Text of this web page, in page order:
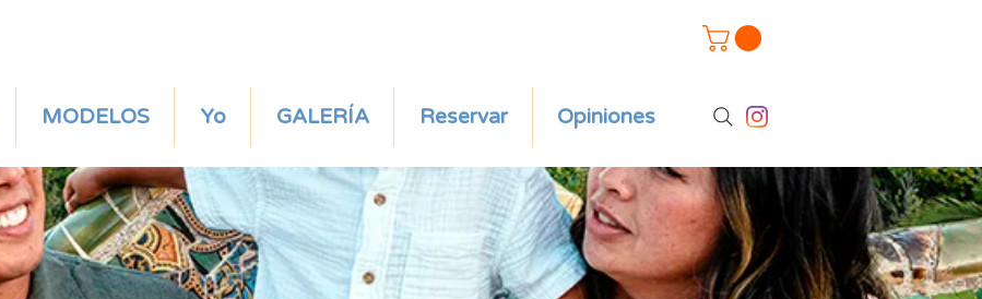
MODELOS Yo GALERÍA Reservar Opiniones